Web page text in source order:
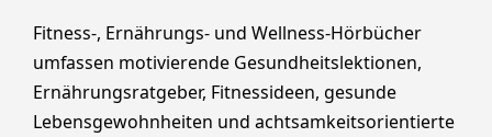
Fitness-, Ernährungs- und Wellness-Hörbücher
umfassen motivierende Gesundheitslektionen,
Ernährungsratgeber, Fitnessideen, gesunde
Lebensgewohnheiten und achtsamkeitsorientierte